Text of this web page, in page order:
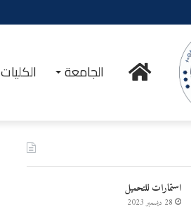
إستشارة لإقتناء عتاد ولوازم الإعلام الألي
الرئيسيةالجامعة الكليات
استمارات للتحميل
28 ديسمبر 2023